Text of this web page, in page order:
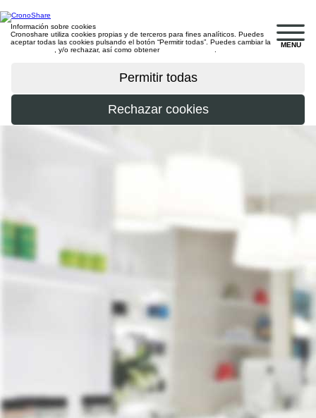
MENU
Información sobre cookies
Cronoshare utiliza cookies propias y de terceros para fines analíticos. Puedes
aceptar todas las cookies pulsando el botón “Permitir todas”. Puedes cambiar la
, y/o rechazar, así como obtener